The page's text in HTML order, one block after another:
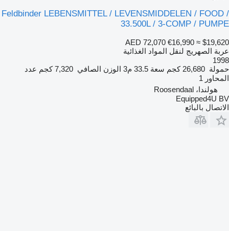
Feldbinder LEBENSMITTEL / LEVENSMIDDELEN / FOOD /
33.500L / 3-COMP / PUMPE
AED 72,070 €16,990 ≈ $19,620
عربة الصهريج لنقل المواد الغذائية
1998
حمولة 26,680 كجم سعة 33.5 م3 الوزن الصافي 7,320 كجم
عدد
المحاور 1
هولندا، Roosendaal
Equipped4U BV
الاتصال بالبائع